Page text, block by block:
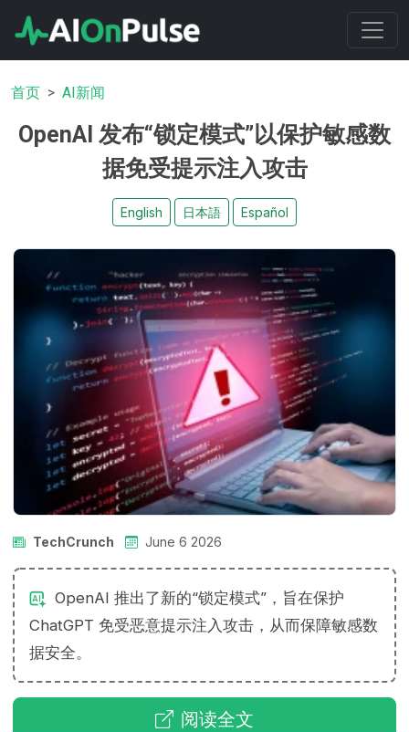
首页 AI新闻
OpenAI 发布“锁定模式”以保护敏感数
据免受提示注入攻击
English 日本語 Español
TechCrunch June 6 2026
OpenAI 推出了新的“锁定模式”，旨在保护
ChatGPT 免受恶意提示注入攻击，从而保障敏感数
据安全。
阅读全文